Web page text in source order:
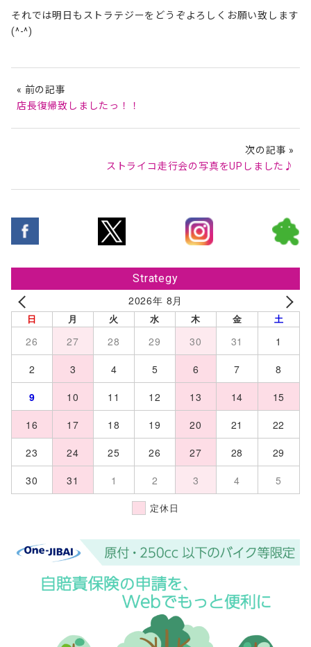
Strategy
2026年 8月
日 月 火 水 木 金 土
26 27 28 29 30 31
1
2
3 4 5 6 7
8
9
10 11 12 13 14
15
16
17 18 19 20 21
22
23
24 25 26 27 28
29
30
31 1 2 3 4 5
定休日
それでは明日もストラテジーをどうぞよろしくお願い致します
(^-^)
« 前の記事
店長復帰致しましたっ！！
次の記事 »
ストライコ走行会の写真をUPしました♪